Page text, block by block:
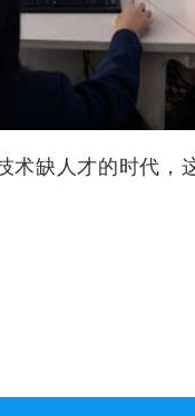
术缺人才的时代